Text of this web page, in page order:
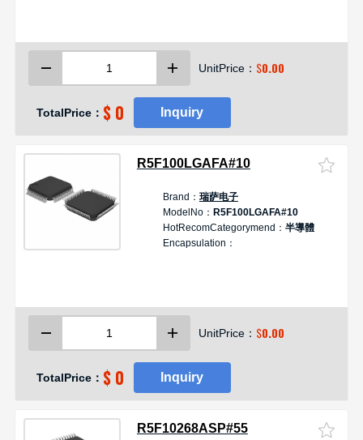
UnitPrice： $0.00
TotalPrice： $ 0 Inquiry
R5F100LGAFA#10
Brand： 瑞萨电子
ModelNo： R5F100LGAFA#10
HotRecomCategorymend： 半導體
Encapsulation：
UnitPrice： $0.00
TotalPrice： $ 0 Inquiry
R5F10268ASP#55